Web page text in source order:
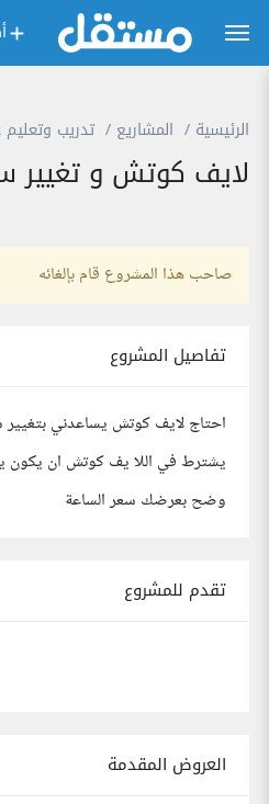
الرئيسية المشاريع تدريب
لايف كوتش و تغيير
صاحب هذا المشروع قام بإلغائه
تفاصيل المشروع
احتاج لايف كوتش يساعدني
يشترط في اللا يف كوتش ان يكون
وضح بعرضك سعر الساعة
تقدم للمشروع
العروض المقدمة